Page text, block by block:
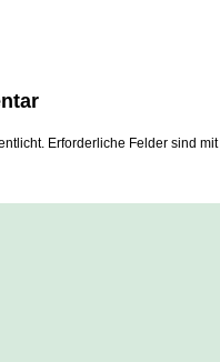
Erforderliche Felder sind mit